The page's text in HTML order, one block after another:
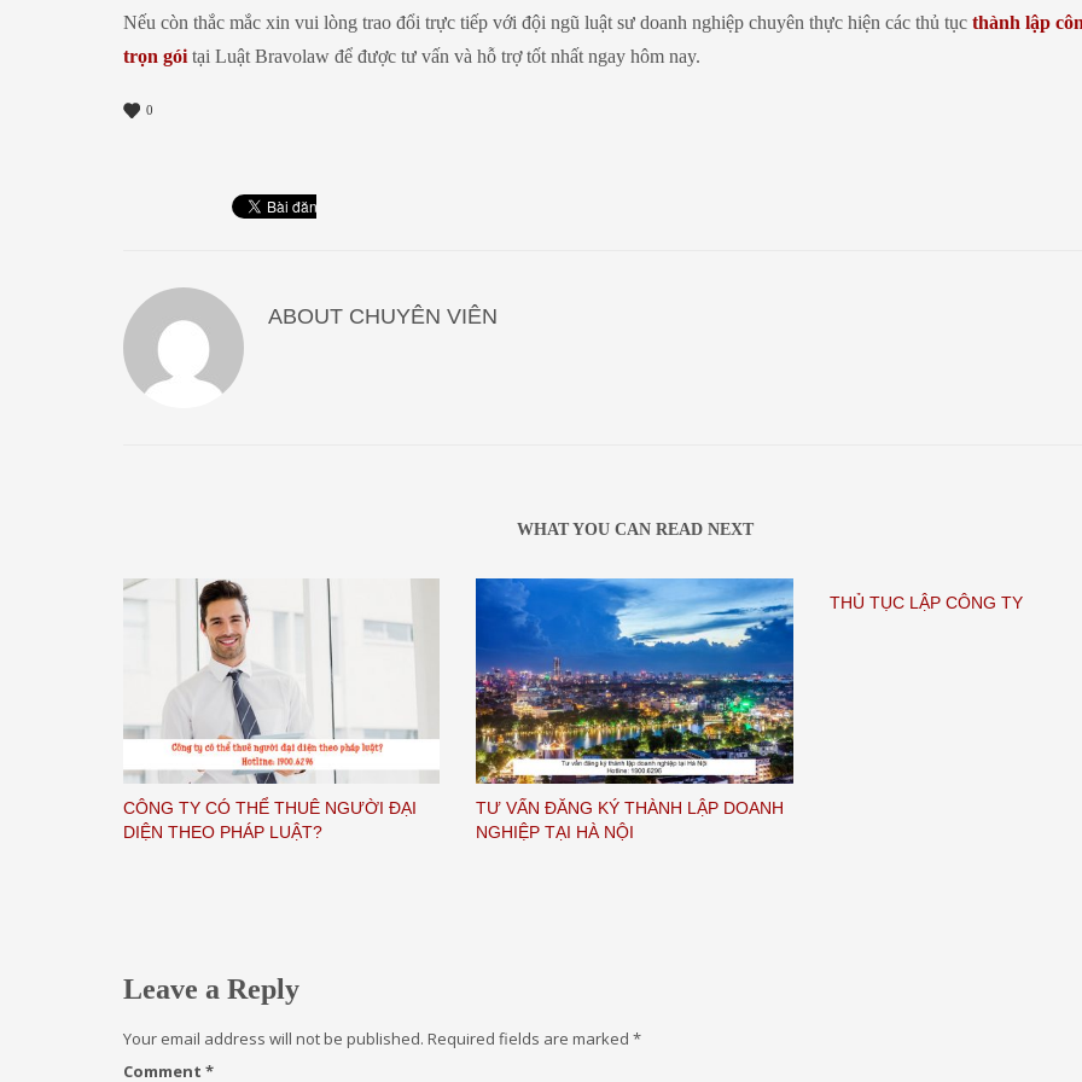
Nếu còn thắc mắc xin vui lòng trao đổi trực tiếp với đội ngũ luật sư doanh nghiệp chuyên thực hiện các thủ tục thành lập
trọn gói tại Luật Bravolaw để được tư vấn và hỗ trợ tốt nhất ngay hôm nay.
0
ABOUT CHUYÊN VIÊN
WHAT YOU CAN READ NEXT
CÔNG TY CÓ THỂ THUÊ NGƯỜI ĐẠI
DIỆN THEO PHÁP LUẬT?
TƯ VẤN ĐĂNG KÝ THÀNH LẬP DOANH
NGHIỆP TẠI HÀ NỘI
THỦ TỤC LẬP CÔNG TY
Leave a Reply
Your email address will not be published. Required fields are marked *
Comment *